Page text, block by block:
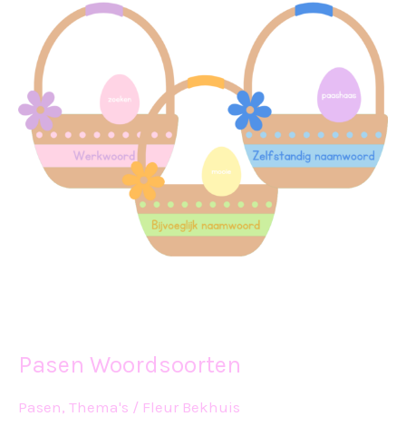
Pasen Woordsoorten
Pasen, Thema's / Fleur Bekhuis